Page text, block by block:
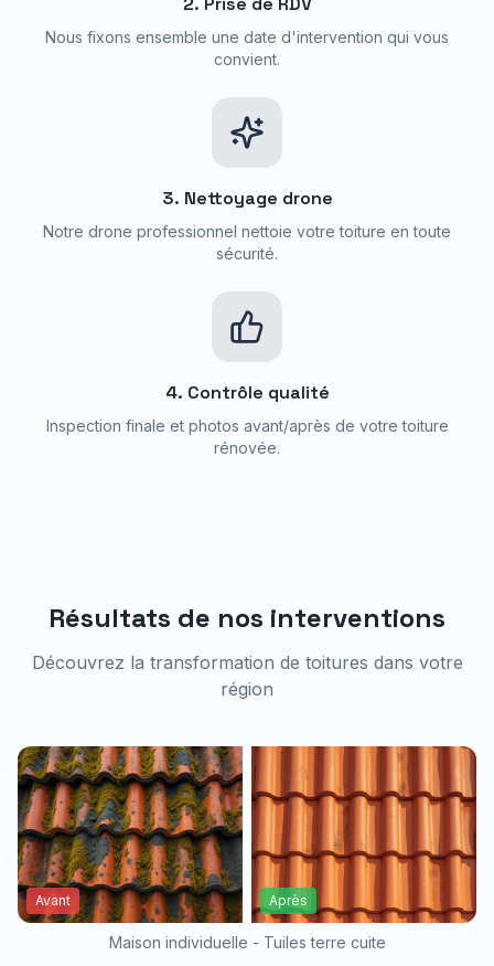
Nous fixons ensemble une date d'intervention qui vous
convient.
3. Nettoyage drone
Notre drone professionnel nettoie votre toiture en toute
sécurité.
4. Contrôle qualité
Inspection finale et photos avant/après de votre toiture
rénovée.
Résultats de nos interventions
Découvrez la transformation de toitures dans votre
région
Avant Après
Maison individuelle - Tuiles terre cuite